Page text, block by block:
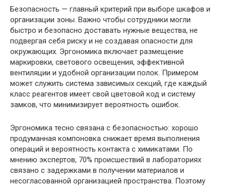
Безопасность — главный критерий при выборе шкафов и
организации зоны. Важно чтобы сотрудники могли
быстро и безопасно доставать нужные вещества, не
подвергая себя риску и не создавая опасности для
окружающих. Эргономика включает размещение
маркировки, светового освещения, эффективной
вентиляции и удобной организации полок. Примером
может служить система зависимых секций, где каждый
класс реагентов имеет свой цветовой код и систему
замков, что минимизирует вероятность ошибок.
Эргономика тесно связана с безопасностью: хорошо
продуманная компоновка снижает время выполнения
операций и вероятность контакта с химикатами. По
мнению экспертов, 70% происшествий в лабораториях
связано с задержками в получении материалов и
несогласованной организацией пространства. Поэтому